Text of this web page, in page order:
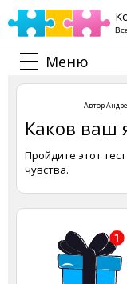
Меню
Автор
Каков ваш
Пройдите этот
чувства.